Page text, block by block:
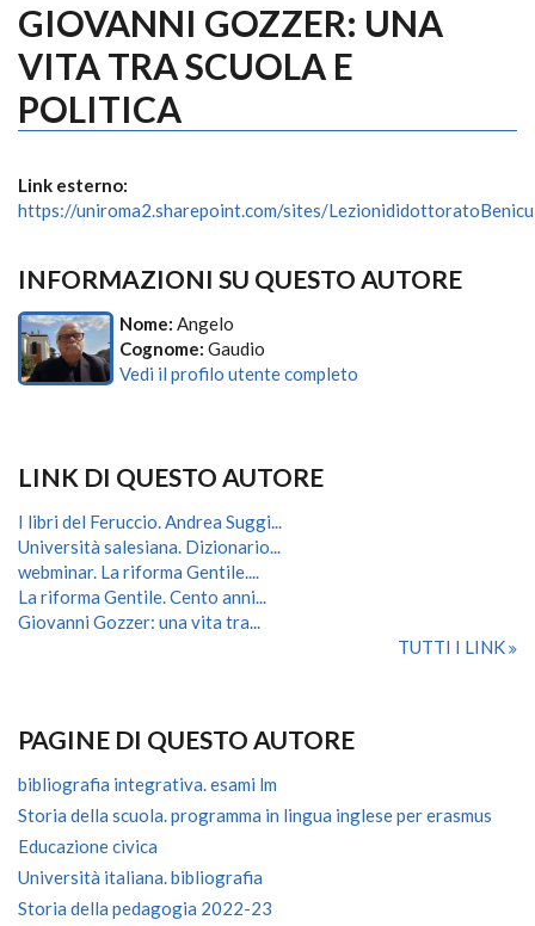
GIOVANNI GOZZER: UNA
VITA TRA SCUOLA E
POLITICA
Link esterno:
https://uniroma2.sharepoint.com/sites/
INFORMAZIONI SU QUESTO AUTORE
Nome: Angelo
Cognome: Gaudio
Vedi il profilo utente completo
LINK DI QUESTO AUTORE
I libri del Feruccio. Andrea Suggi...
Università salesiana. Dizionario...
webminar. La riforma Gentile....
La riforma Gentile. Cento anni...
Giovanni Gozzer: una vita tra...
TUTTI I LINK
PAGINE DI QUESTO AUTORE
bibliografia integrativa. esami lm
Storia della scuola. programma in lingua inglese per erasmus
Educazione civica
Università italiana. bibliografia
Storia della pedagogia 2022-23